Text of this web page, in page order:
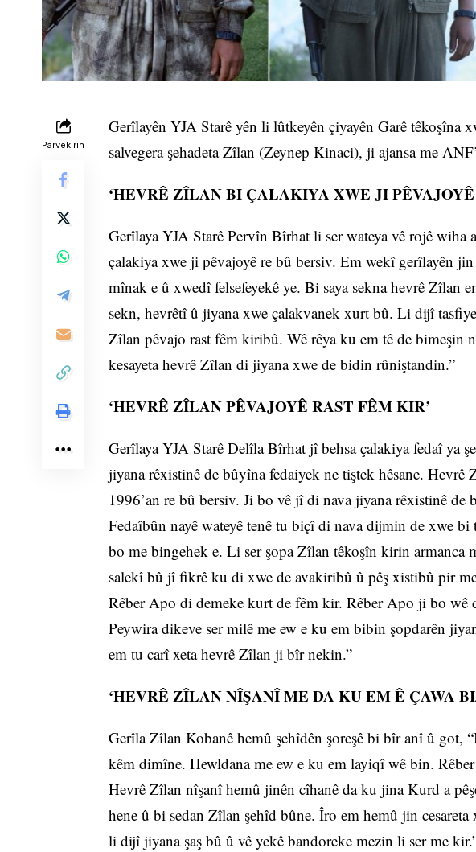
Parvekirin
Gerîlayên YJA Starê yên li lûtkeyên çiyayên Garê têkoşîna
salvegera şehadeta Zîlan (Zeynep Kinaci), ji ajansa me
‘HEVRÊ ZÎLAN BI ÇALAKIYA XWE JI PÊVAJOYÊ
Gerîlaya YJA Starê Pervîn Bîrhat li ser wateya vê rojê
çalakiya xwe ji pêvajoyê re bû bersiv. Em wekî gerîlayên
mînak e û xwedî felsefeyekê ye. Bi saya sekna hevrê
sekn, hevrêtî û jiyana xwe çalakvanek xurt bû. Li dijî
Zîlan pêvajo rast fêm kiribû. Wê rêya ku em tê de bimeşin
kesayeta hevrê Zîlan di jiyana xwe de bidin rûniştandin.”
‘HEVRÊ ZÎLAN PÊVAJOYÊ RAST FÊM KIR’
Gerîlaya YJA Starê Delîla Bîrhat jî behsa çalakiya fedaî ya
jiyana rêxistinê de bûyîna fedaiyek ne tiştek hêsane.
1996’an re bû bersiv. Ji bo vê jî di nava jiyana rêxistinê
Fedaîbûn nayê wateyê tenê tu biçî di nava dijmin de xwe
bo me bingehek e. Li ser şopa Zîlan têkoşîn kirin armanca
salekî bû jî fikrê ku di xwe de avakiribû û pêş xistibû pir
Rêber Apo di demeke kurt de fêm kir. Rêber Apo ji bo wê
Peywira dikeve ser milê me ew e ku em bibin şopdarên
em tu carî xeta hevrê Zîlan ji bîr nekin.”
‘HEVRÊ ZÎLAN NÎŞANÎ ME DA KU EM Ê ÇAWA
Gerîla Zîlan Kobanê hemû şehîdên şoreşê bi bîr anî û got,
kêm dimîne. Hewldana me ew e ku em layiqî wê bin.
Hevrê Zîlan nîşanî hemû jinên cîhanê da ku jina Kurd a
hene û bi sedan Zîlan şehîd bûne. Îro em hemû jin
li dijî jiyana şaş bû û vê yekê bandoreke mezin li ser me